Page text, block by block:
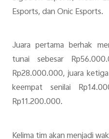
Esports, dan Onic Esports.
Juara pertama berhak
tunai sebesar
Rp28.000.000, juara
keempat senilai
Rp11.200.000.
Kelima tim akan menjadi